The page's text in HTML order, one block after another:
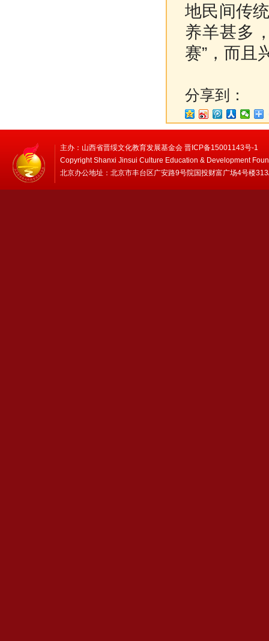
地民间传
养羊甚多
赛”，而且
分享到：
主办：山西省晋绥文化教育发展基金会 晋ICP备15001143号-1
Copyright Shanxi Jinsui Culture Education & Development
北京办公地址：北京市丰台区广安路9号院国投财富广场4号楼